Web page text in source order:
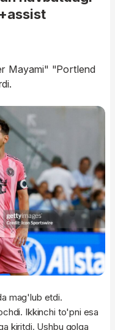
Mayami" "Portlend
mag'lub etdi.
Ikkinchi to'pni esa
kiritdi. Ushbu golga